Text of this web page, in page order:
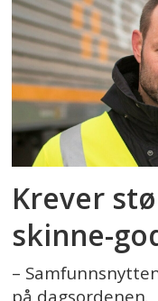
Krever
skinne-
–
på dagsordenen.